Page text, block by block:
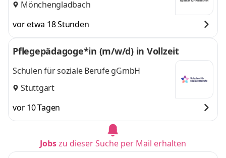
Mönchengladbach
vor etwa 18 Stunden
Pflegepädagoge*in (m/w/d) in Vollzeit
Schulen für soziale Berufe gGmbH
Stuttgart
vor 10 Tagen
Jobszu dieser Suche per Mail erhalten